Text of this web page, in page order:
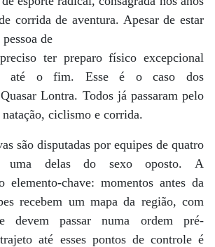
corrida de aventura. Apesar de estar
de
ter preparo físico excepcional
la até o fim. Esse é o caso dos
Lontra. Todos já passaram pelo
ciclismo e corrida.
são disputadas por equipes de quatro
uma delas do sexo oposto. A
elemento-chave: momentos antes da
recebem um mapa da região, com
devem passar numa ordem pré-
até esses pontos de controle é